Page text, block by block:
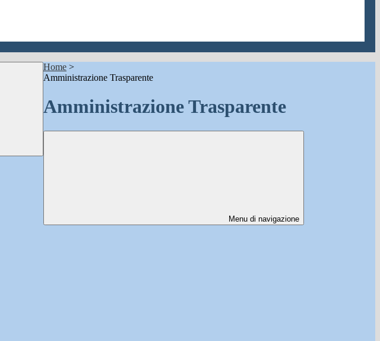
Home >
Amministrazione Trasparente
Amministrazione Trasparente
Menu di navigazione